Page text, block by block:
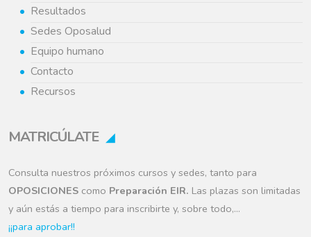
Resultados
Sedes Oposalud
Equipo humano
Contacto
Recursos
MATRICÚLATE
Consulta nuestros próximos cursos y sedes, tanto para
OPOSICIONES como Preparación EIR. Las plazas son limitadas
y aún estás a tiempo para inscribirte y, sobre todo,…
¡¡para aprobar!!